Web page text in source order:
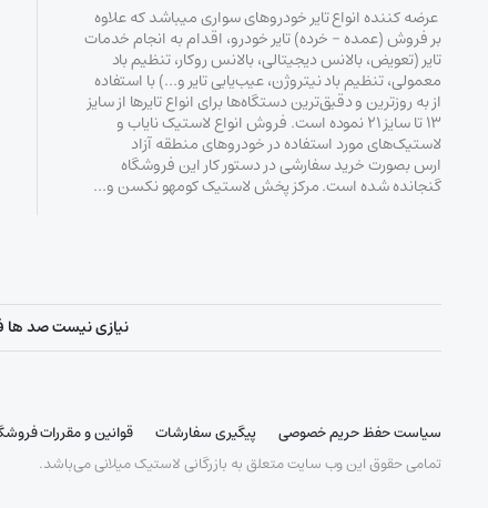
عرضه کننده انواع تایر خودروهای سواری میباشد که علاوه
بر فروش (عمده – خرده‌) تایر خودرو، اقدام به انجام خدمات
تایر (تعویض، بالانس دیجیتالی، بالانس روکار، تنظیم باد
معمولی، تنظیم باد نیتروژن، عیب‌یابی تایر و…) با استفاده
از به روزترین و دقیق‌ترین دستگاه‌ها برای انواع تایرها از سایز
۱۳ تا سایز ۲۱ نموده است. فروش انواع لاستیک‌ نایاب و
لاستیک‌های مورد استفاده در خودروهای منطقه آزاد
ارس بصورت خرید سفارشی در دستور کار این فروشگاه
گنجانده شده است. مرکز پخش لاستیک کومهو نکسن و…
نیازی نیست صد ها
سیاست حفظ حریم خصوصی پیگیری سفارشات قوانین و مقررات
تمامی حقوق این وب سایت متعلق به بازرگانی لاستیک میلانی می‌باشد.